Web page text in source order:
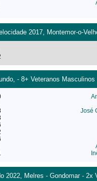
2017, Montemor-o-
- 8+ Veteranos
José
2022, Melres - Gondomar -